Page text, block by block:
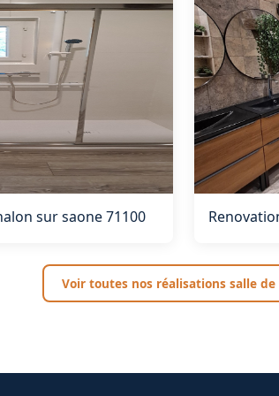
sur saone 71100
Voir toutes nos réalisations salle de